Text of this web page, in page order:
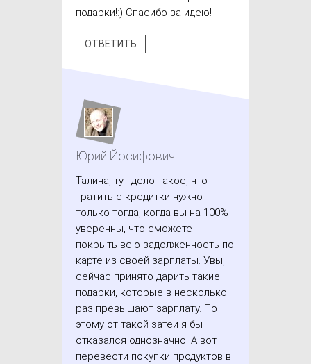
подарки!:) Спасибо за идею!
ОТВЕТИТЬ
Юрий Йосифович
Талина, тут дело такое, что
тратить с кредитки нужно
только тогда, когда вы на 100%
уверенны, что сможете
покрыть всю задолженность по
карте из своей зарплаты. Увы,
сейчас принято дарить такие
подарки, которые в несколько
раз превышают зарплату. По
этому от такой затеи я бы
отказался однозначно. А вот
перевести покупки продуктов в